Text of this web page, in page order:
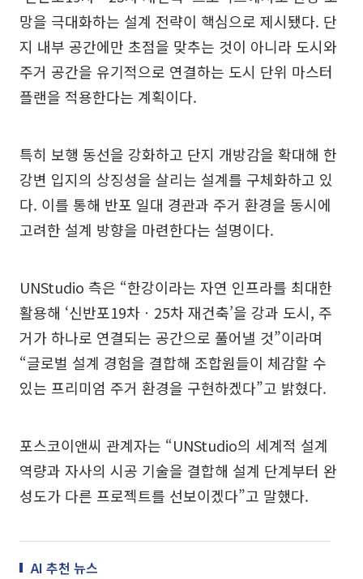
망을 극대화하는 설계 전략이 핵심으로 제시됐다. 단
지 내부 공간에만 초점을 맞추는 것이 아니라 도시와
주거 공간을 유기적으로 연결하는 도시 단위 마스터
플랜을 적용한다는 계획이다.
특히 보행 동선을 강화하고 단지 개방감을 확대해 한
강변 입지의 상징성을 살리는 설계를 구체화하고 있
다. 이를 통해 반포 일대 경관과 주거 환경을 동시에
고려한 설계 방향을 마련한다는 설명이다.
UNStudio 측은 “한강이라는 자연 인프라를 최대한
활용해 ‘신반포19차ㆍ25차 재건축’을 강과 도시, 주
거가 하나로 연결되는 공간으로 풀어낼 것”이라며
“글로벌 설계 경험을 결합해 조합원들이 체감할 수
있는 프리미엄 주거 환경을 구현하겠다”고 밝혔다.
포스코이앤씨 관계자는 “UNStudio의 세계적 설계
역량과 자사의 시공 기술을 결합해 설계 단계부터 완
성도가 다른 프로젝트를 선보이겠다”고 말했다.
AI 추천 뉴스